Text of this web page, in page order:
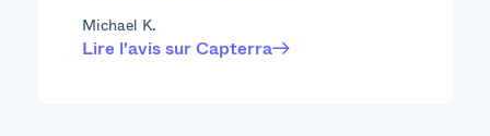
Michael K.
Lire l'avis sur Capterra